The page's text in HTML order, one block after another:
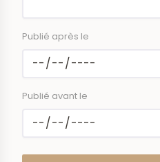
Publié après le
Publié avant le